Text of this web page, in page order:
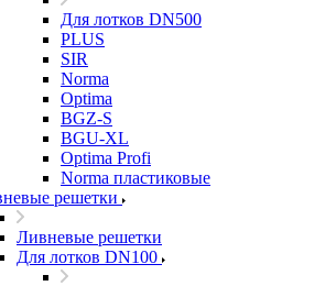
Для лотков DN500
PLUS
SIR
Norma
Optima
BGZ-S
BGU-XL
Optima Profi
Norma пластиковые
решетки
Ливневые решетки
Для лотков DN100